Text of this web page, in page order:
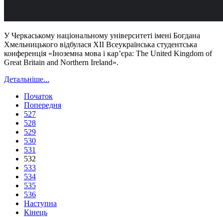
У Черкаському національному університеті імені Богдана
Хмельницького відбулася XII Всеукраїнська студентська
конференція «Іноземна мова і кар’єра: The United Kingdom of
Great Britain and Northern Ireland».
Детальніше...
Початок
Попередня
527
528
529
530
531
532
533
534
535
536
Наступна
Кінець